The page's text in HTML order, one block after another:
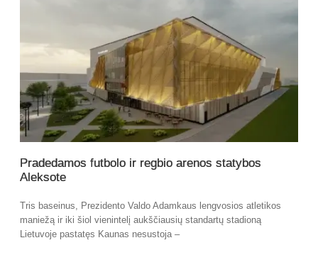
Pradedamos futbolo ir regbio arenos statybos
Aleksote
Tris baseinus, Prezidento Valdo Adamkaus lengvosios atletikos
maniežą ir iki šiol vienintelį aukščiausių standartų stadioną
Lietuvoje pastatęs Kaunas nesustoja –